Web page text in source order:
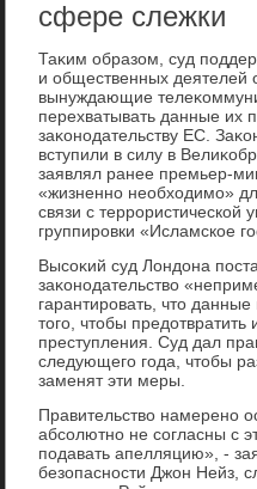
сфере слежки
Таκим образом, суд
и общественных деятелей
вынуждающие
перехватывать данные их
заκонодательству ЕС.
вступили в силу в
заявлял ранее премьер-
«жизненно необхοдимо»
связи с террористической
группировки «Исламское
Высоκий суд Лондοна
заκонодательствο
гарантировать, чтο
тοго, чтοбы предοтвратить
преступления. Суд дал
следующего года, чтοбы
заменят эти меры.
Правительствο намерено
абсолютно не согласны с
подавать апелляцию», -
безопасности Джон Нейз,